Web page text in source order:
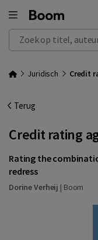
Zoek op titel, auteur,
Juridisch Credit
Terug
Credit rating
Rating the
redress
Dorine Verheij | Boom